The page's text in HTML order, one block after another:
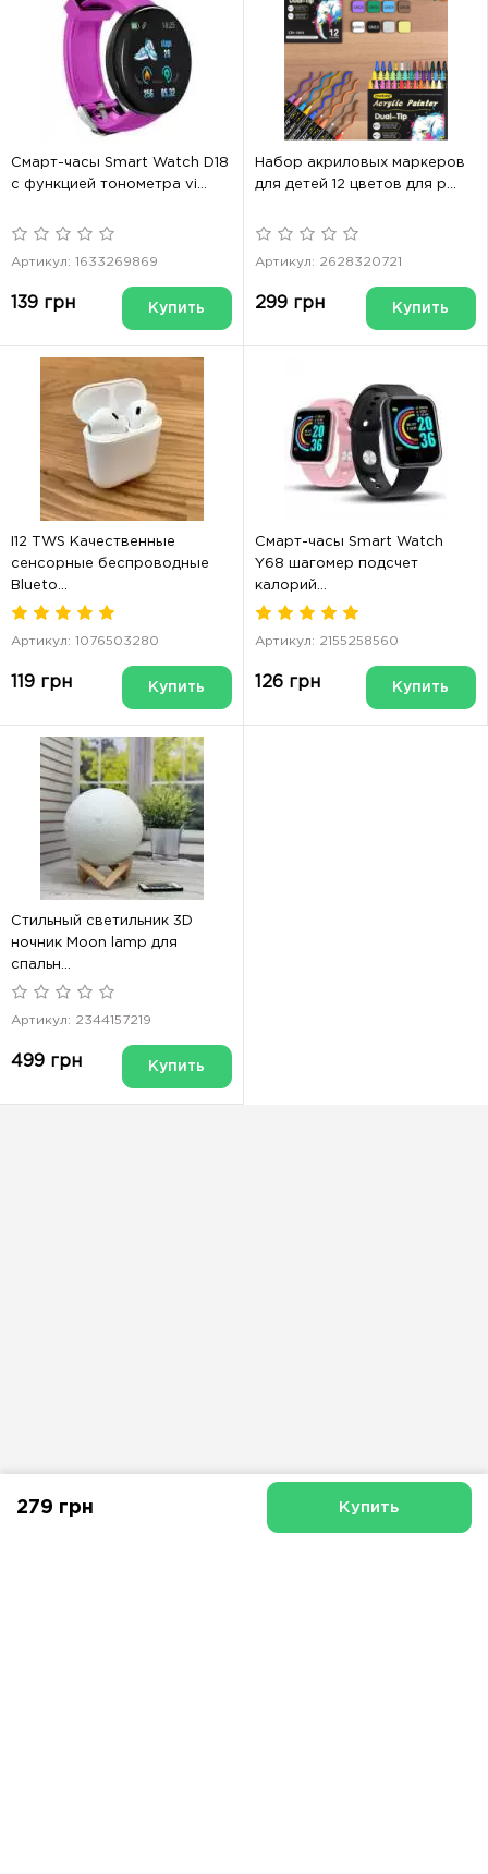
Купить
279 грн
Смарт-часы Smart Watch D18
с функцией тонометра vi...
Артикул: 1633269869
139 грн Купить
Набор акриловых маркеров
для детей 12 цветов для р...
Артикул: 2628320721
299 грн Купить
I12 TWS Качественные
сенсорные беспроводные
Blueto...
Артикул: 1076503280
119 грн Купить
Смарт-часы Smart Watch
Y68 шагомер подсчет
калорий...
Артикул: 2155258560
126 грн Купить
Стильный светильник 3D
ночник Moon lamp для
спальн...
Артикул: 2344157219
499 грн Купить